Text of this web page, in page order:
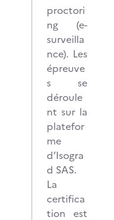
proctori
ng (e-
surveilla
nce). Les
épreuve
s se
déroule
nt sur la
platefor
me
d’Isogra
d SAS.
La
certifica
tion est